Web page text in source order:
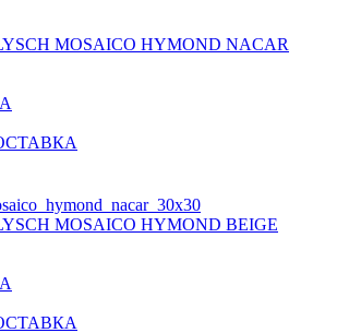
MOSAICO HYMOND NACAR
MOSAICO HYMOND BEIGE